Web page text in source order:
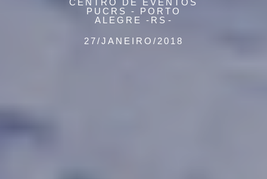
CENTRO DE EVENTOS
PUCRS - PORTO
ALEGRE -RS
27/JANEIRO/2018